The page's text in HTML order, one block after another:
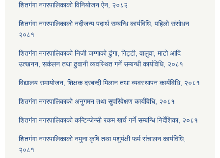
शितगंगा नगरपालिकाको विनियोजन ऐन, २०८२
शितगंगा नगरपालिकाको नदीजन्य पदार्थ सम्बन्धि कार्यविधि, पहिलो संसोधन
२०८१
शितगंगा नगरपालिकाको निजी जग्गाको ढुंगा, गिट्टी, वालुवा, माटो आदि
उत्खनन, सकंलन तथा ढुवानी व्यवस्थित गर्ने सम्बन्धी कार्यविधि, २०८१
विद्यालय समायोजन, शिक्षक दरबन्दी मिलान तथा व्यवस्थापन कार्यविधि, २०८१
शितगंगा नगरपालिकाको अनुगमन तथा सुपरिवेक्षण कार्यविधि, २०८१
शितगंगा नगरपालिकाको कन्टिन्जेन्सी रकम खर्च गर्ने सम्बन्धि निर्देशिका, २०८१
शितगंगा नगरपालिकाको नमुना कृषि तथा पशुपंक्षी फर्म संचालन कार्यविधि,
२०८१